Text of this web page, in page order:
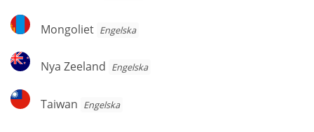
Mongoliet
Mongoliet Engelska
Nya
Zeeland
Nya Zeeland Engelska
Taiwan
Taiwan Engelska